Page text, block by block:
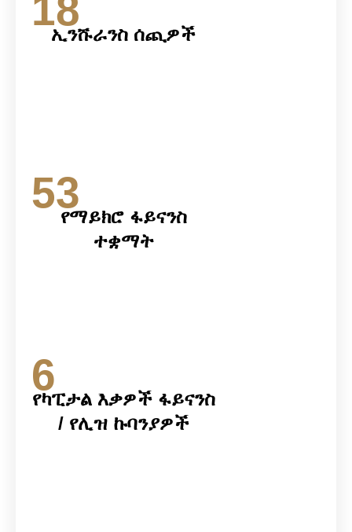
18
ኢንሹራንስ ሰጪዎች
53የማይክሮ ፋይናንስ
ተቋማት
6
የካፒታል እቃዎች ፋይናንስ
/ የሊዝ ኩባንያዎች